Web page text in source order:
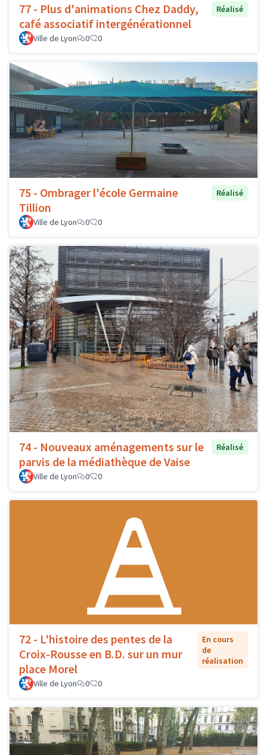
77 - Plus d'animations Chez Daddy,
café associatif intergénérationnel
Réalisé
Ville de Lyon 0 0
75 - Ombrager l'école Germaine
Tillion
Réalisé
Ville de Lyon 0 0
74 - Nouveaux aménagements sur le
parvis de la médiathèque de Vaise
Réalisé
Ville de Lyon 0 0
72 - L'histoire des pentes de la
Croix-Rousse en B.D. sur un mur
place Morel
En cours
de
réalisation
Ville de Lyon 0 0